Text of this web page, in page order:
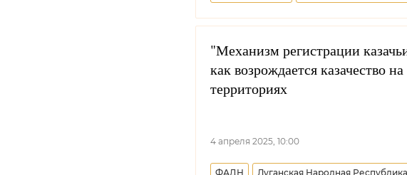
Ростовская область Астраханская
"Механизм регистрации
как возрождается казачество
территориях
4 апреля 2025, 10:00
ФАДН Луганская Народная Республика